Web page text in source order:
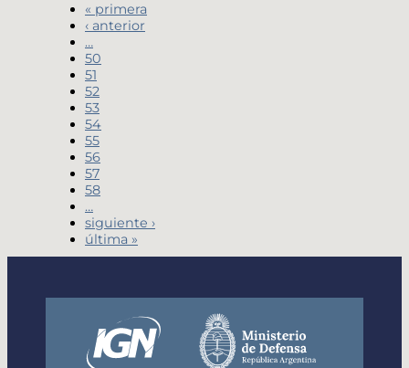
« primera
‹ anterior
…
50
51
52
53
54
55
56
57
58
…
siguiente ›
última »